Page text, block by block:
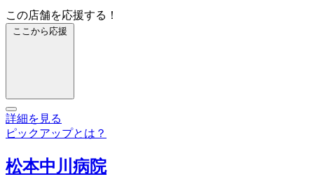
この店舗を応援する！
ここから応援
詳細を見る
ピックアップとは？
松本中川病院